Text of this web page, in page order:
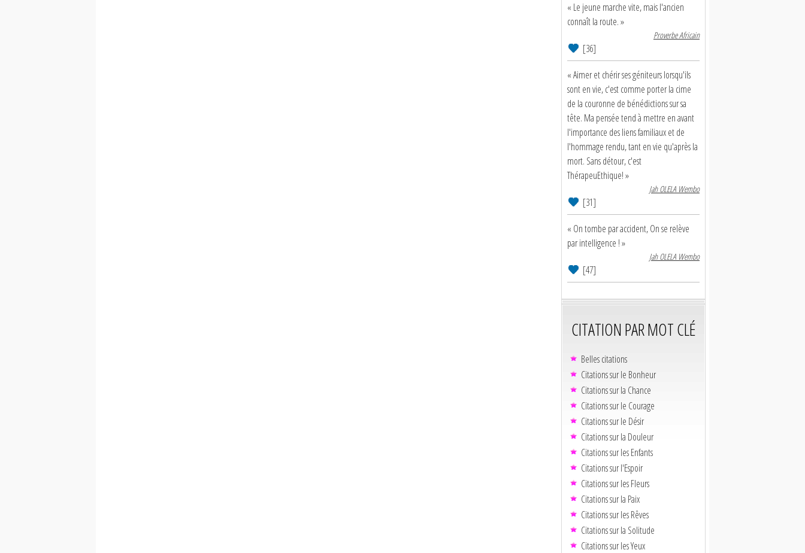
« Le jeune marche vite, mais l'ancien
connaît la route. »
Proverbe Africain
[36]
« Aimer et chérir ses géniteurs lorsqu'ils
sont en vie, c'est comme porter la cime
de la couronne de bénédictions sur sa
tête. Ma pensée tend à mettre en avant
l'importance des liens familiaux et de
l'hommage rendu, tant en vie qu'après la
mort. Sans détour, c'est
ThérapeuEthique! »
Jah OLELA Wembo
[31]
« On tombe par accident, On se relève
par intelligence ! »
Jah OLELA Wembo
[47]
CITATION PAR MOT CLÉ
Belles citations
Citations sur le Bonheur
Citations sur la Chance
Citations sur le Courage
Citations sur le Désir
Citations sur la Douleur
Citations sur les Enfants
Citations sur l'Espoir
Citations sur les Fleurs
Citations sur la Paix
Citations sur les Rêves
Citations sur la Solitude
Citations sur les Yeux